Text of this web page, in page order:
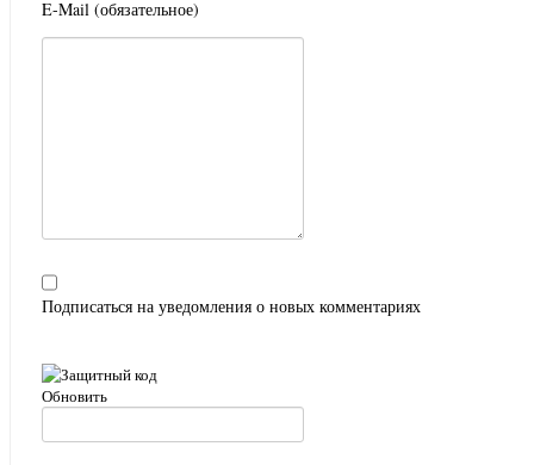
E-Mail (обязательное)
Подписаться на уведомления о новых комментариях
Обновить